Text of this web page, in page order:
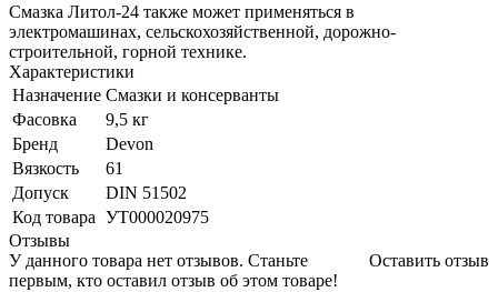
Смазка Литол-24 также может применяться в
электромашинах, сельскохозяйственной, дорожно-
строительной, горной технике.
Характеристики
Назначение Смазки и консерванты
Фасовка
9,5 кг
Бренд
Devon
Вязкость
61
Допуск
DIN 51502
Код товара УТ000020975
Отзывы
Оставить отзыв
У данного товара нет отзывов. Станьте
первым, кто оставил отзыв об этом товаре!